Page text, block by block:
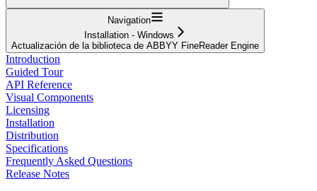
Navigation
Installation - Windows
Actualización de la biblioteca de ABBYY FineReader Engine
Introduction
Guided Tour
API Reference
Visual Components
Licensing
Installation
Distribution
Specifications
Frequently Asked Questions
Release Notes